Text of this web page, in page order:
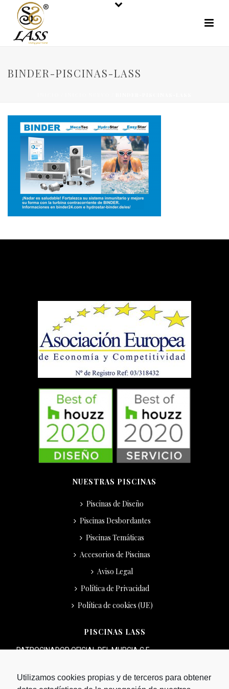
BINDER-PISCINAS-LASS
NUESTRAS PISCINAS
Piscinas de Diseño
Piscinas Desbordantes
Piscinas Temáticas
Accesorios de Piscinas
Aviso Legal
Política de Privacidad
Política de cookies (UE)
PISCINAS LASS
PATROCINADOR OFICIAL DEL MURCIA C.F.
Utilizamos cookies propias y de terceros para obtener